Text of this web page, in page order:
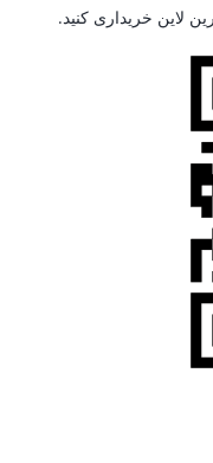
لاین خریداری کنید.